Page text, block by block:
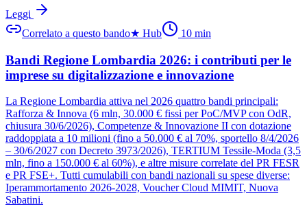
Leggi
Correlato a questo bando★ Hub 10 min
Bandi Regione Lombardia 2026: i contributi per le
imprese su digitalizzazione e innovazione
La Regione Lombardia attiva nel 2026 quattro bandi principali:
Rafforza & Innova (6 mln, 30.000 € fissi per PoC/MVP con OdR,
chiusura 30/6/2026), Competenze & Innovazione II con dotazione
raddoppiata a 10 milioni (fino a 50.000 € al 70%, sportello 8/4/2026
– 30/6/2027 con Decreto 3973/2026), TERTIUM Tessile-Moda (3,5
mln, fino a 150.000 € al 60%), e altre misure correlate del PR FESR
e PR FSE+. Tutti cumulabili con bandi nazionali su spese diverse:
Iperammortamento 2026-2028, Voucher Cloud MIMIT, Nuova
Sabatini.